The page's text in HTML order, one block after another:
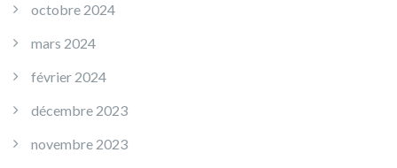
octobre 2024
mars 2024
février 2024
décembre 2023
novembre 2023